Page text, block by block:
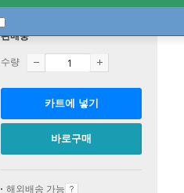
판매중
수량
카트에 넣기
바로구매
해외배송 가능